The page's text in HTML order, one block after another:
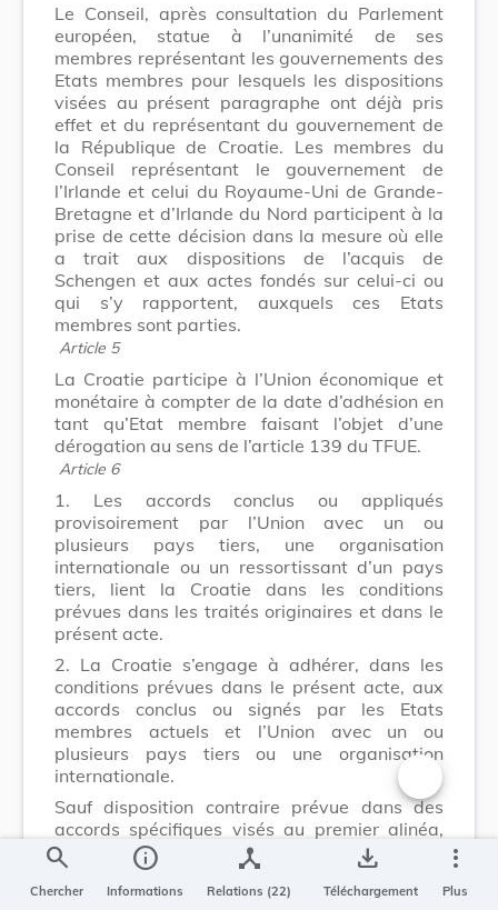
Le Conseil, après consultation du Parlement
européen, statue à l’unanimité de ses
membres représentant les gouvernements des
Etats membres pour lesquels les dispositions
visées au présent paragraphe ont déjà pris
effet et du représentant du gouvernement de
la République de Croatie. Les membres du
Conseil représentant le gouvernement de
l’Irlande et celui du Royaume-Uni de Grande-
Bretagne et d’Irlande du Nord participent à la
prise de cette décision dans la mesure où elle
a trait aux dispositions de l’acquis de
Schengen et aux actes fondés sur celui-ci ou
qui s’y rapportent, auxquels ces Etats
membres sont parties.
Article 5
La Croatie participe à l’Union économique et
monétaire à compter de la date d’adhésion en
tant qu’Etat membre faisant l’objet d’une
dérogation au sens de l’article 139 du TFUE.
Article 6
1. Les accords conclus ou appliqués
provisoirement par l’Union avec un ou
plusieurs pays tiers, une organisation
internationale ou un ressortissant d’un pays
tiers, lient la Croatie dans les conditions
prévues dans les traités originaires et dans le
présent acte.
2. La Croatie s’engage à adhérer, dans les
conditions prévues dans le présent acte, aux
accords conclus ou signés par les Etats
membres actuels et l’Union avec un ou
plusieurs pays tiers ou une organisation
internationale.
Sauf disposition contraire prévue dans des
accords spécifiques visés au premier alinéa,
l’adhésion de la Croatie à de tels accords est
approuvée par la conclusion d’un protocole à
ces accords entre le Conseil, statuant à
Changer la
search
Chercher
info
Informations
device_hub
Relations (22)
save_alt
Téléchargement
more_vert
Plus